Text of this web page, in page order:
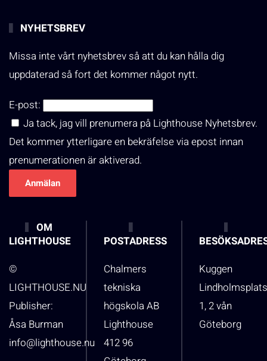
NYHETSBREV
Missa inte vårt nyhetsbrev så att du kan hålla dig
uppdaterad så fort det kommer något nytt.
E-post:
Ja tack, jag vill prenumera på Lighthouse Nyhetsbrev.
Det kommer ytterligare en bekräfelse via epost innan
prenumerationen är aktiverad.
OM
LIGHTHOUSE
©
LIGHTHOUSE.NU
Publisher:
Åsa Burman
info@lighthouse.nu
POSTADRESS
Chalmers
tekniska
högskola AB
Lighthouse
412 96
Kuggen
1, 2 vån
Göteborg